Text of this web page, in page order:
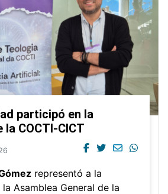
participó en la
la COCTI-CICT
representó a la
Asamblea General de la